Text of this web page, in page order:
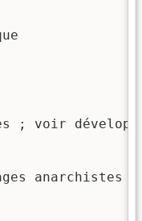
; voir
anarchistes